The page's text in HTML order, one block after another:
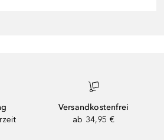
Versandkostenfrei
ab 34,95 €